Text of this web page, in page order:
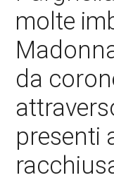
molte
da
presenti